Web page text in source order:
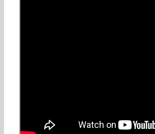
nécessaire pour les systèmes audio-